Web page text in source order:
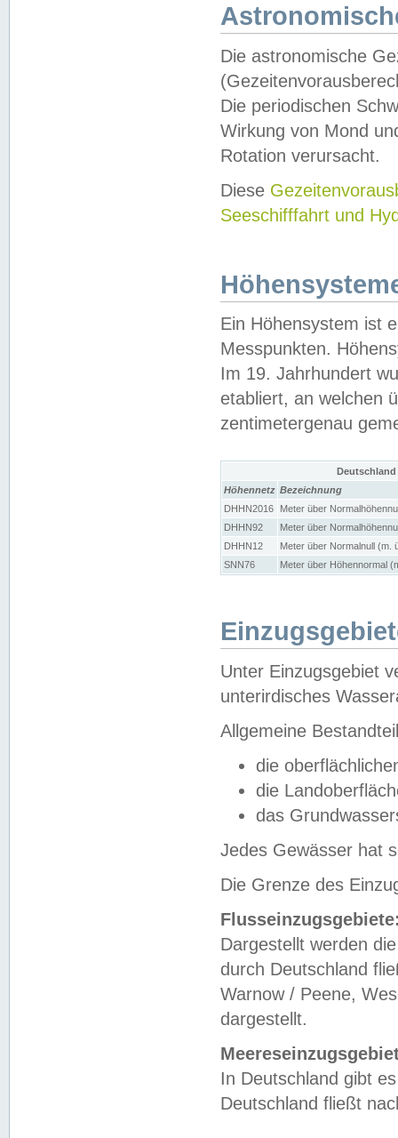
Die astronomische
Die periodischen
Wirkung von Mond
Rotation verursacht.
Diese
Seeschifffahrt und
Ein Höhensystem ist
Messpunkten.
Im 19. Jahrhundert
etabliert, an welchen
zentimetergenau
Höhennetz Bezeichnung
DHHN2016
Meter über
DHHN92
Meter über
DHHN12
Meter über Normalnull (m.
SNN76
Meter über Höhennormal
Unter Einzugsgebiet
unterirdisches
Allgemeine
die
die
das
Jedes Gewässer hat
Die Grenze des
Dargestellt werden
durch Deutschland
Warnow / Peene,
dargestellt.
In Deutschland gibt
Deutschland fließt